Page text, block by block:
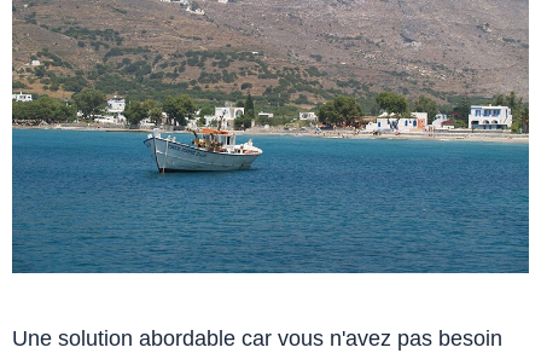
Une solution abordable car vous n'avez pas besoin